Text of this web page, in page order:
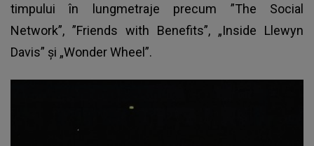
timpului în lungmetraje precum ”The Social
Network”, ”Friends with Benefits”, „Inside Llewyn
Davis” şi „Wonder Wheel”.